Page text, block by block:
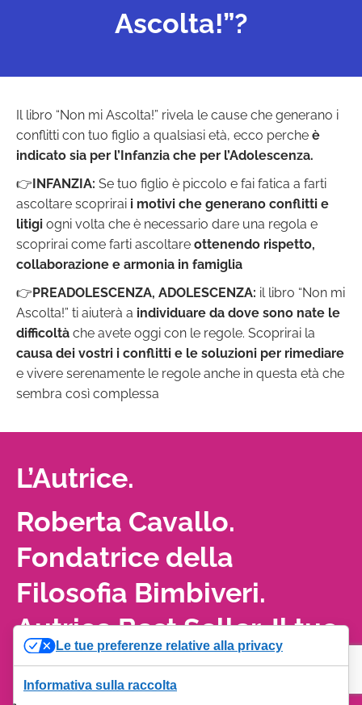
Ascolta!”?
Il libro “Non mi Ascolta!” rivela le cause che generano i
conflitti con tuo figlio a qualsiasi età, ecco perche è
indicato sia per l’Infanzia che per l’Adolescenza.
👉 INFANZIA: Se tuo figlio è piccolo e fai fatica a farti
ascoltare scoprirai i motivi che generano conflitti e
litigi ogni volta che è necessario dare una regola e
scoprirai come farti ascoltare ottenendo rispetto,
collaborazione e armonia in famiglia
👉 PREADOLESCENZA, ADOLESCENZA: il libro “Non mi
Ascolta!” ti aiuterà a individuare da dove sono nate le
difficoltà che avete oggi con le regole. Scoprirai la
causa dei vostri i conflitti e le soluzioni per rimediare
e vivere serenamente le regole anche in questa età che
sembra così complessa
L’Autrice.
Roberta Cavallo.
Fondatrice della
Filosofia Bimbiveri.
Autrice Best Seller. Il tuo
Aiutante Magico.
Le tue preferenze relative alla privacy
Informativa sulla raccolta